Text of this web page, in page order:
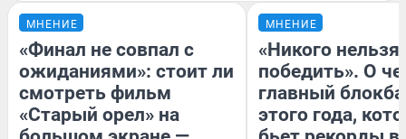
МНЕНИЕ
«Финал не совпал с
ожиданиями»: стоит ли
смотреть фильм
«Старый орел» на
МНЕНИЕ
«Никого нельзя
победить». О
главный
этого года,